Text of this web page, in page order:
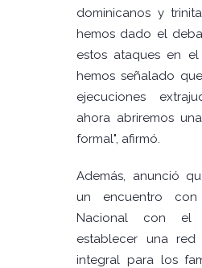
dominicanos y
hemos dado el
estos ataques en
hemos señalado
ejecuciones
ahora abriremos
formal", afirmó.
Además, anunció
un encuentro
Nacional con el
establecer una red
integral para los